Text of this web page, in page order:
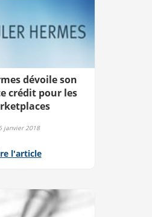
dévoile son
crédit pour les
janvier 2018
l'article